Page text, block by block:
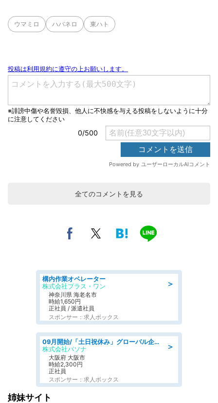
ウマミロ ハバネロ 東ハト
全てのコメントを見る
＞
構内作業オペレーター
株式会社プラス・ワン
神奈川県 海老名市
時給1,650円
正社員 / 派遣社員
スポンサー：求人ボックス
＞
09月開始/「土日祝休み」グローバル企業での産業保健のお仕事/保健師/高時給/残業なし/服装自由
株式会社パソナ
大阪府 大阪市
時給2,300円
正社員
スポンサー：求人ボックス
姉妹サイト